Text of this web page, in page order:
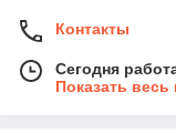
Контакты
Сегодня
Показать